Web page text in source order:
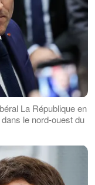
La République en
le nord-ouest du